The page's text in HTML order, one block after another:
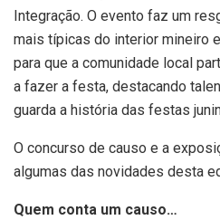
Integração. O evento faz um
mais típicas do interior mineiro
para que a comunidade local
a fazer a festa, destacando
guarda a história das festas
O concurso de causo e a
algumas das novidades desta
Quem conta um causo…